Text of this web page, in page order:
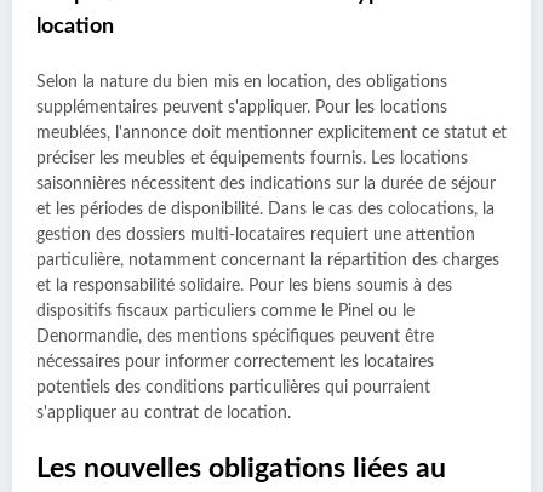
location
Selon la nature du bien mis en location, des obligations
supplémentaires peuvent s'appliquer. Pour les locations
meublées, l'annonce doit mentionner explicitement ce statut et
préciser les meubles et équipements fournis. Les locations
saisonnières nécessitent des indications sur la durée de séjour
et les périodes de disponibilité. Dans le cas des colocations, la
gestion des dossiers multi-locataires requiert une attention
particulière, notamment concernant la répartition des charges
et la responsabilité solidaire. Pour les biens soumis à des
dispositifs fiscaux particuliers comme le Pinel ou le
Denormandie, des mentions spécifiques peuvent être
nécessaires pour informer correctement les locataires
potentiels des conditions particulières qui pourraient
s'appliquer au contrat de location.
Les nouvelles obligations liées au